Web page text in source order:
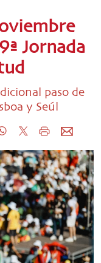
Jornada
paso de
y Seúl